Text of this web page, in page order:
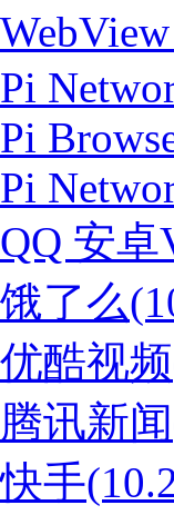
Pi
Pi
Pi
QQ 安
饿了么
优酷视
腾讯新
快手